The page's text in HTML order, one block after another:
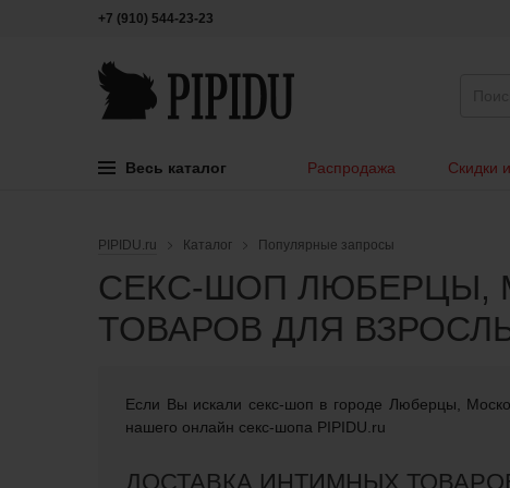
+7 (910) 544-23-23
Весь каталог Распродажа Скидки
PIPIDU.ru Каталог Популярные запросы
СЕКС-ШОП ЛЮБЕРЦЫ,
ТОВАРОВ ДЛЯ
Если Вы искали cекс-шоп в городе Люберцы,
нашего онлайн секс-шопа PIPIDU.ru
ДОСТАВКА ИНТИМНЫХ